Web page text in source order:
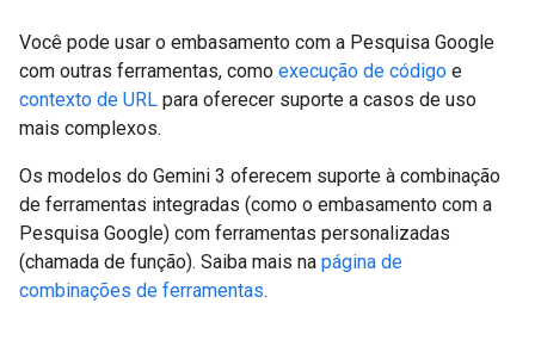
Você pode usar o embasamento com a Pesquisa Google
com outras ferramentas, como execução de código e
contexto de URL para oferecer suporte a casos de uso
mais complexos.
Os modelos do Gemini 3 oferecem suporte à combinação
de ferramentas integradas (como o embasamento com a
Pesquisa Google) com ferramentas personalizadas
(chamada de função). Saiba mais na página de
combinações de ferramentas.